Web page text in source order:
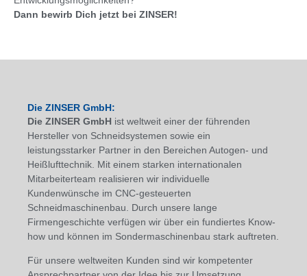
Dann bewirb Dich jetzt bei ZINSER!
Die ZINSER GmbH:
Die ZINSER GmbH ist weltweit einer der führenden
Hersteller von Schneidsystemen sowie ein
leistungsstarker Partner in den Bereichen Autogen- und
Heißlufttechnik. Mit einem starken internationalen
Mitarbeiterteam realisieren wir individuelle
Kundenwünsche im CNC-gesteuerten
Schneidmaschinenbau. Durch unsere lange
Firmengeschichte verfügen wir über ein fundiertes Know-
how und können im Sondermaschinenbau stark auftreten.
Für unsere weltweiten Kunden sind wir kompetenter